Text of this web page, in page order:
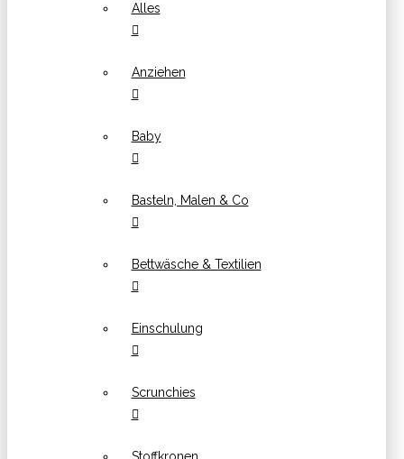
Alles
Anziehen
Baby
Basteln, Malen & Co
Bettwäsche & Textilien
Einschulung
Scrunchies